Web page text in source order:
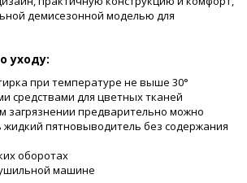
демисезонной моделью для
уходу:
при температуре не выше 30°
средствами для цветных тканей
загрязнении предварительно можно
жидкий пятновыводитель без содержания
оборотах
машине